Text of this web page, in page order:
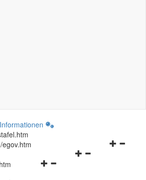
Navigationsmenü
/egov.htm
Navigationsmenü